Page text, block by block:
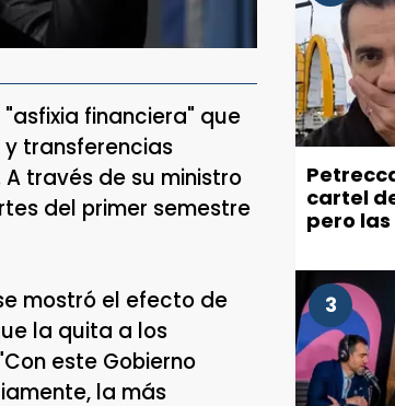
financiera" que
transferencias
través de su ministro
del primer semestre
mostró el efecto de
la quita a los
este Gobierno
la más
cartel
pero
ciudad
3